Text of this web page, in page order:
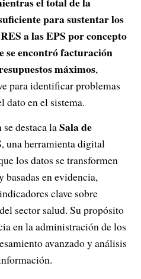
para sustentar los
a las EPS por concepto
se encontró facturación
máximos,
para identificar problemas
dato en el sistema.
destaca laSala de
una herramienta digital
los datos se transformen
basadas en evidencia,
clave sobre
sector salud. Su propósito
en la administración de los
avanzado y análisis